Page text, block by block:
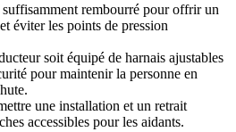
rembourré pour offrir un
éviter les points de pression
soit équipé de harnais ajustables
pour maintenir la personne en
une installation et un retrait
accessibles pour les aidants.